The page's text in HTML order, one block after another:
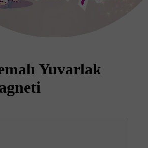
Yuvarlak